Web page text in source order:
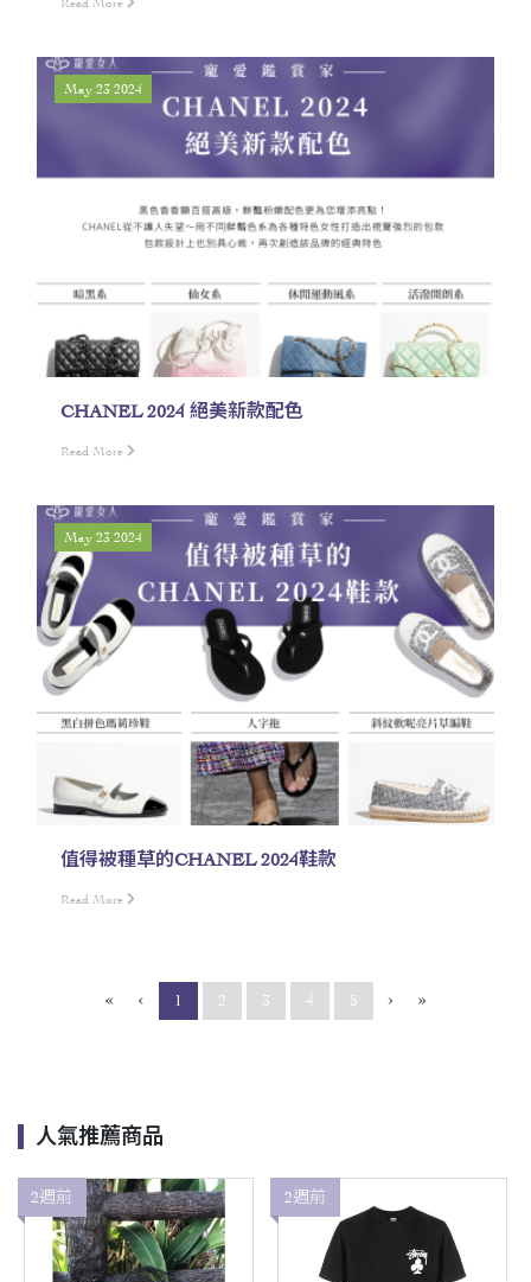
May 23 2024
CHANEL 2024 絕美新款配色
Read More
May 23 2024
值得被種草的CHANEL 2024鞋款
Read More
« ‹ 1 (current)
2 3 4 5 › »
人氣推薦商品
2週前 2週前